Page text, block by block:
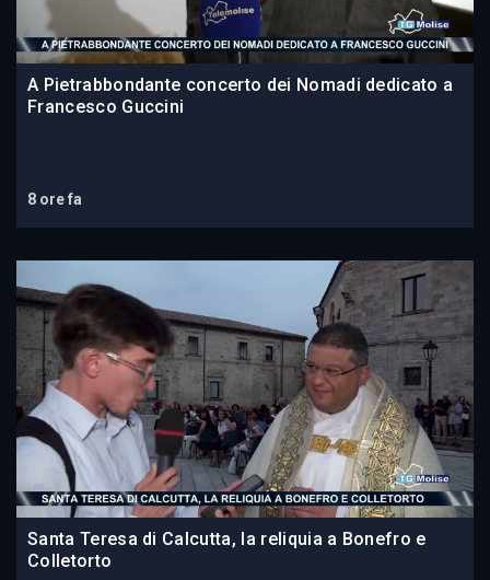
A Pietrabbondante concerto dei Nomadi dedicato a
Francesco Guccini
8 ore fa
Santa Teresa di Calcutta, la reliquia a Bonefro e
Colletorto